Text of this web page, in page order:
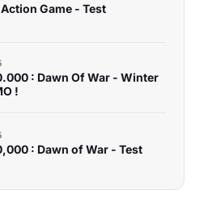
Game - Test
: Dawn Of War - Winter
!
: Dawn of War - Test